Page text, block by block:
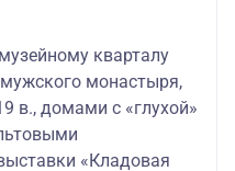
кварталу
монастыря,
в., домами с «глухой»
«Кладовая